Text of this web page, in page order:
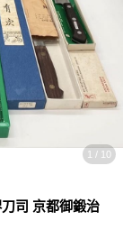
1 / 10
司 京都御鍛治